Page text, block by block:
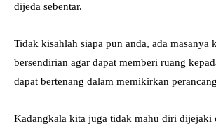
dijeda sebentar.
Tidak kisahlah siapa pun anda, ada masanya
bersendirian agar dapat memberi ruang
dapat bertenang dalam memikirkan
Kadangkala kita juga tidak mahu diri dijejaki